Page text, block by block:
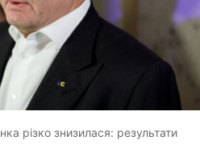
різко знизилася: результати